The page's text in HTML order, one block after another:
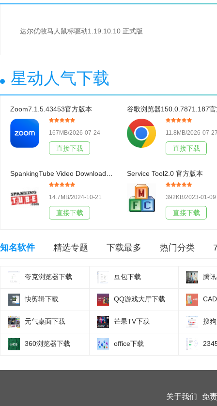
达尔优牧马人鼠标驱动1.19.10.10 正式版
星动人气下载
Zoom7.1.5.43453官方版本
167MB/2026-07-24
直接下载
11.8MB/2026-07-
直接下载
14.7MB/2024-10-21
直接下载
Service Tool2.0 官方版本
392KB/2023-01-09
直接下载
知名软件 精选专题 下载最多 热门分类
夸克浏览器下载 豆包下载 腾
快剪辑下载 QQ游戏大厅下载
元气桌面下载 芒果TV下载 搜
360浏览器下载 office下载
关于我们
免